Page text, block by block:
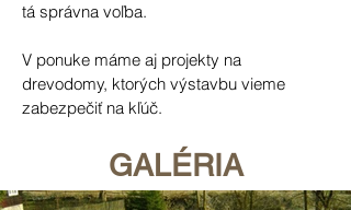
tá správna voľba.
V ponuke máme aj projekty na
drevodomy, ktorých výstavbu vieme
zabezpečiť na kľúč.
GALÉRIA